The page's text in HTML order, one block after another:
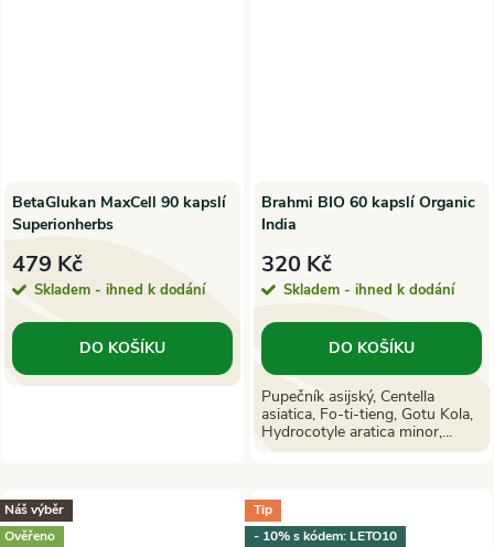
BetaGlukan MaxCell 90 kapslí
Superionherbs
479 Kč
Skladem - ihned k dodání
DO KOŠÍKU
Brahmi BIO 60 kapslí Organic
India
320 Kč
Skladem - ihned k dodání
DO KOŠÍKU
Pupečník asijský, Centella
asiatica, Fo-ti-tieng, Gotu Kola,
Hydrocotyle aratica minor,...
Náš výběr
Ověřeno
Tip
- 10% s kódem: LETO10